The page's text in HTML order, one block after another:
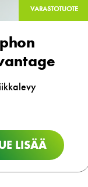
VARASTOTUOTE
LISÄÄ